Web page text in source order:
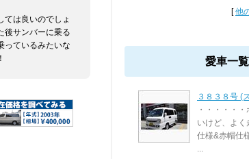
ては良いのでしょ
後サンバーに乗る
っているみたいな
[他
愛車一覧
３８３８号 (
・・・・・
いけど、よく
仕様&赤帽仕
...